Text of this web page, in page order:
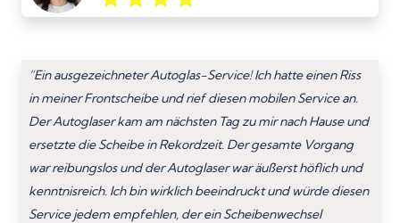
“Ein ausgezeichneter Autoglas-Service! Ich hatte einen Riss
in meiner Frontscheibe und rief diesen mobilen Service an.
Der Autoglaser kam am nächsten Tag zu mir nach Hause und
ersetzte die Scheibe in Rekordzeit. Der gesamte Vorgang
war reibungslos und der Autoglaser war äußerst höflich und
kenntnisreich. Ich bin wirklich beeindruckt und würde diesen
Service jedem empfehlen, der ein Scheibenwechsel